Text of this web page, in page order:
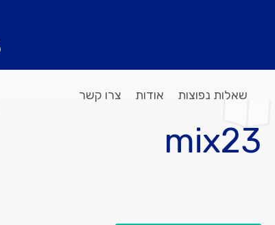
שאלות נפוצות אודות צרו קשר
mix23